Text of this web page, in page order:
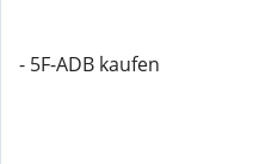
- 5F-ADB kaufen